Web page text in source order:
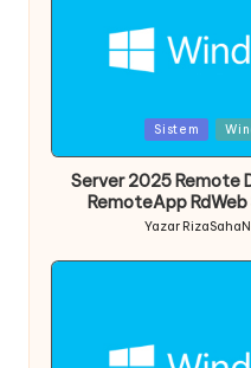
in
Sistem
Server 2025 Remote
RemoteApp RdWeb
Posted
by
Yazar